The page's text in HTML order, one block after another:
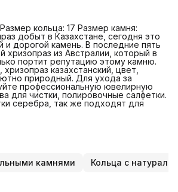
кольца: 17 Размер камня:
добыт в Казахстане, сегодня это
и дорогой камень. В последние пять
хризопраз из Австралии, который в
портит репутацию этому камню.
казахстанский, цвет,
природный. Для ухода за
профессиональную ювелирную
для чистки, полировочные салфетки.
серебра, так же подходят для
камнями Кольца с